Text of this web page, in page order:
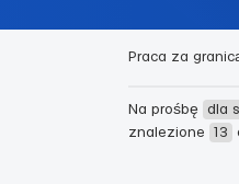
Praca za
Na prośbę dla
znalezione
13